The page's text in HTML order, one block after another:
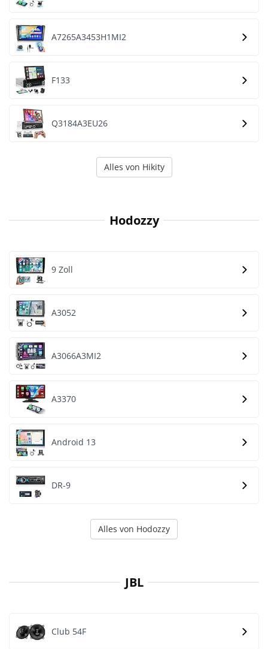
A7265A3453H1MI2
F133
Q3184A3EU26
Alles von Hikity
Hodozzy
9 Zoll
A3052
A3066A3MI2
A3370
Android 13
DR-9
Alles von Hodozzy
JBL
Club 54F